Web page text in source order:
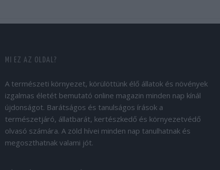
MI EZ AZ OLDAL?
A természeti környezet, körülöttünk élő állatok és növények
izgalmas életét bemutató online magazin minden nap kínál
újdonságot. Barátságos és tanulságos írások a
természetjáró, állatbarát, kertészkedő és környezetvédő
olvasó számára. A zöld hívei minden nap tanulhatnak és
megoszthatnak valami jót.